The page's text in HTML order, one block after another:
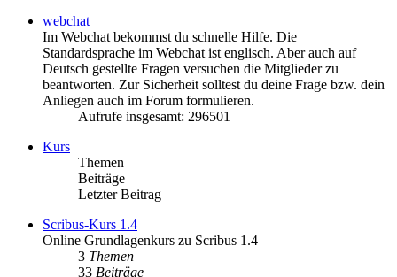
webchat
Im Webchat bekommst du schnelle Hilfe. Die
Standardsprache im Webchat ist englisch. Aber auch auf
Deutsch gestellte Fragen versuchen die Mitglieder zu
beantworten. Zur Sicherheit solltest du deine Frage bzw. dein
Anliegen auch im Forum formulieren.
Aufrufe insgesamt: 296501
Kurs
Themen
Beiträge
Letzter Beitrag
Scribus-Kurs 1.4
Online Grundlagenkurs zu Scribus 1.4
3 Themen
33 Beiträge